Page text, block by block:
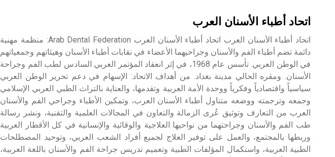
اتحاد أطباء الأسنان العرب
اتحاد أطباء الأسنان العرب اتحاد أطباء الأسنان العرب Arab Dental Federation: منظمة مهنية
دائمة تضم أطباء الفم والأسنان وجراحيهما الأعضاء في نقابات أطباء الأسنان وهيئاتهم وجمعياتهم
في الوطن العربي. تأسس عام 1968، في إثر انعقاد المؤتمر العربي السادس لطب الفم وجراحة
الأسنان. ومقره الحالي مدينة بغداد. من أهداف الاتحاد: الإسهام في دعم تحرير الوطن العربي
سياسياً واقتصادياً وفكرياً ووحدة الأمة العربية وتقدمها، والعناية بالتراث الطبي العربي الإسلامي
وجمعه وترجمته ووضعه متناول أطباء الأسنان العرب، وتمكين الأطباء وجراحي الفم والأسنان
العرب من التعارف وتوثيق عُرى الزمالة والتعاون في المجالات العلمية والتقنية، ونشر رسالة
طب الفم والأسنان وجراحتهما من نواحيها العلاجية والوقائية والإنسانية في كل الأقطار العربية
وربطها بالمجتمع، والعمل على توفير العلاج لجميع أفراد الشعب العربي، وتوحيد المصطلحات
الطبية العربية، واستكمال المؤلفات الطبية وتعميم تدريس جراحة الفم والأسنان باللغة العربية،